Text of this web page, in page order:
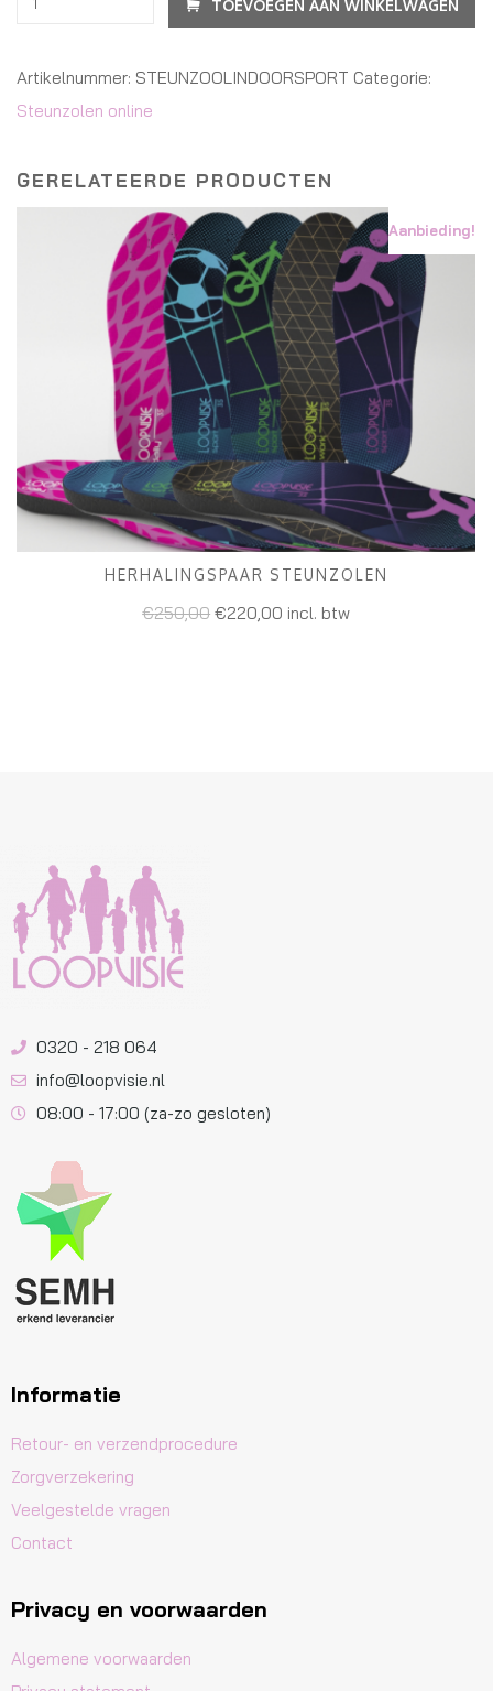
TOEVOEGEN AAN WINKELWAGEN
Artikelnummer: STEUNZOOLINDOORSPORT Categorie:
Steunzolen online
GERELATEERDE PRODUCTEN
Aanbieding!
TOEVOEGEN AAN WINKELWAGEN
HERHALINGSPAAR STEUNZOLEN
€250,00 €220,00 incl. btw
0320 - 218 064
info@loopvisie.nl
08:00 - 17:00 (za-zo gesloten)
Informatie
Retour- en verzendprocedure
Zorgverzekering
Veelgestelde vragen
Contact
Privacy en voorwaarden
Algemene voorwaarden